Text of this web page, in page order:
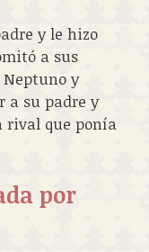
y le hizo
a sus
y
a su padre y
rival que ponía
por